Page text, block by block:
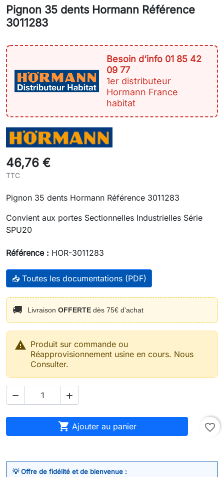
Pignon 35 dents Hormann Référence
3011283
Besoin d‘info 01 85 42
09 77
1er distributeur
Hormann France
habitat
46,76 €
TTC
Pignon 35 dents Hormann Référence 3011283
Convient aux portes Sectionnelles Industrielles Série
SPU20
Référence : HOR-3011283
📥 Toutes les documentations (PDF)
🚚 Livraison OFFERTE dès 75€ d'achat
 Produit sur commande ou
Réapprovisionnement usine en cours. Nous
Consulter.
 
 Ajouter au panier favorite_border
💡 Offre de fidélité et de bienvenue :